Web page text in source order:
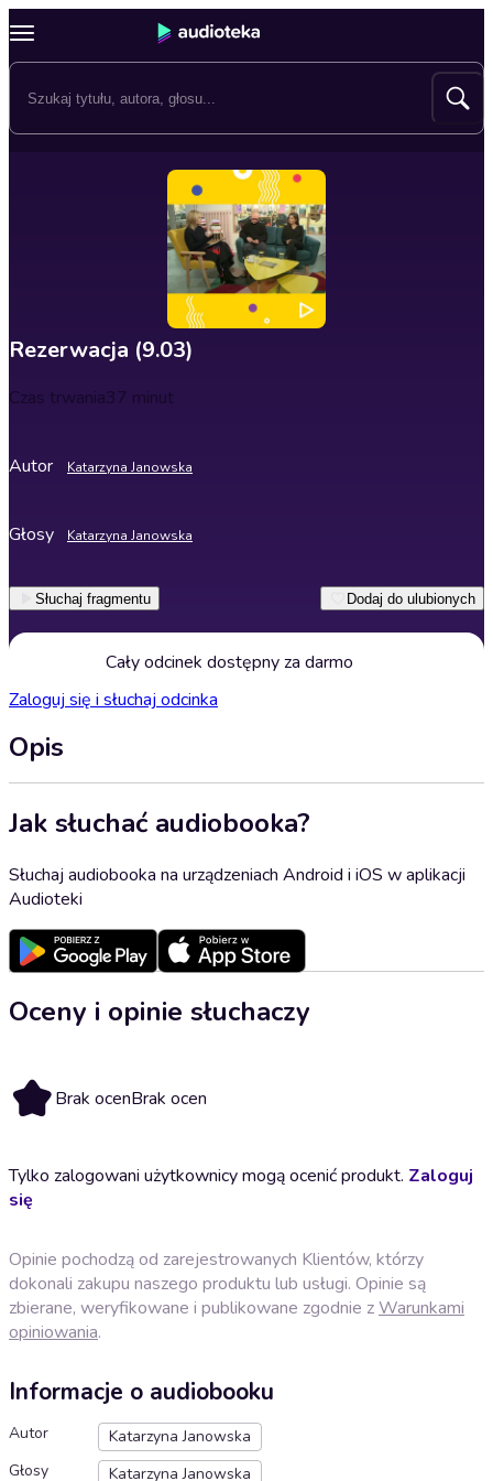
Rezerwacja (9.03)
Czas trwania37 minut
Autor Katarzyna Janowska
Głosy Katarzyna Janowska
Słuchaj fragmentu Dodaj do ulubionych
Cały odcinek dostępny za darmo
Zaloguj się i słuchaj odcinka
Opis
Jak słuchać audiobooka?
Słuchaj audiobooka na urządzeniach Android i iOS w aplikacji
Audioteki
Oceny i opinie słuchaczy
Brak ocenBrak ocen
Tylko zalogowani użytkownicy mogą ocenić produkt. Zaloguj
się
Opinie pochodzą od zarejestrowanych Klientów, którzy
dokonali zakupu naszego produktu lub usługi. Opinie są
zbierane, weryfikowane i publikowane zgodnie zWarunkami
opiniowania.
Informacje o audiobooku
Autor
Katarzyna Janowska
Głosy
Katarzyna Janowska